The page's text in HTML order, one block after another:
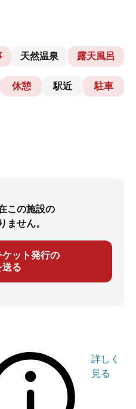
天然温泉 露天風呂
休憩 駅近 駐車
この施設の
ません。
ット発行の
送る
詳しく
見る